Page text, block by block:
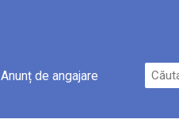
Anunț de angajare
Caută
după: